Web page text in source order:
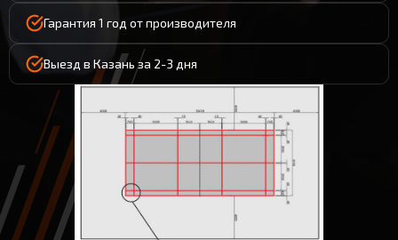
Гарантия 1 год от производителя
Выезд в Казань за 2-3 дня